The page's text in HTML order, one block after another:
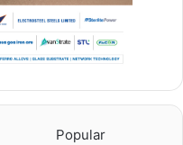
Popular